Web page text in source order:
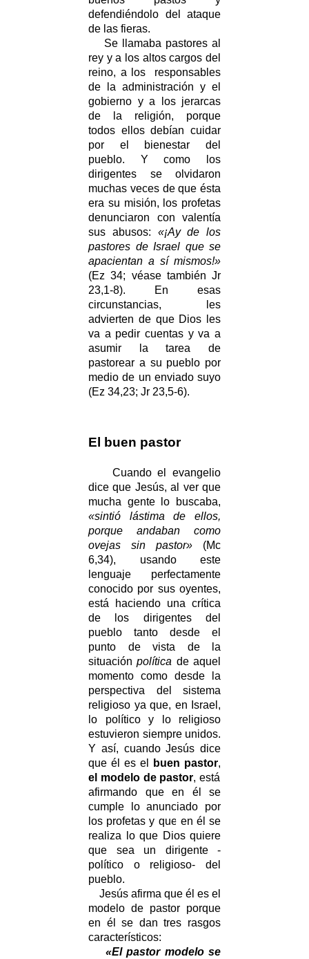
defendiéndolo del ataque
de las fieras.
Se llamaba pastores al
rey y a los altos cargos del
reino, a los responsables
de la administración y el
gobierno y a los jerarcas
de la religión, porque
todos ellos debían cuidar
por el bienestar del
pueblo. Y como los
dirigentes se olvidaron
muchas veces de que ésta
era su misión, los profetas
denunciaron con valentía
sus abusos: «¡Ay de los
pastores de Israel que se
apacientan a sí mismos!»
(Ez 34; véase también Jr
23,1-8). En esas
circunstancias, les
advierten de que Dios les
va a pedir cuentas y va a
asumir la tarea de
pastorear a su pueblo por
medio de un enviado suyo
(Ez 34,23; Jr 23,5-6).
El buen pastor
Cuando el evangelio
dice que Jesús, al ver que
mucha gente lo buscaba,
«sintió lástima de ellos,
porque andaban como
ovejas sin pastor» (Mc
6,34), usando este
lenguaje perfectamente
conocido por sus oyentes,
está haciendo una crítica
de los dirigentes del
pueblo tanto desde el
punto de vista de la
situaciónpolítica de aquel
momento como desde la
perspectiva del sistema
religioso ya que, en Israel,
lo político y lo religioso
estuvieron siempre unidos.
Y así, cuando Jesús dice
que él es el
buen pastor,
el modelo de pastor, está
afirmando que en él se
cumple lo anunciado por
los profetas y que en él se
realiza lo que Dios quiere
que sea un dirigente -
político o religioso- del
pueblo.
Jesús afirma que él es el
modelo de pastor porque
en él se dan tres rasgos
característicos:
«El pastor modelo se